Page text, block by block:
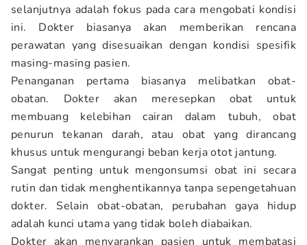
selanjutnya adalah fokus pada cara mengobati kondisi
ini. Dokter biasanya akan memberikan rencana
perawatan yang disesuaikan dengan kondisi spesifik
masing-masing pasien.
Penanganan pertama biasanya melibatkan obat-
obatan. Dokter akan meresepkan obat untuk
membuang kelebihan cairan dalam tubuh, obat
penurun tekanan darah, atau obat yang dirancang
khusus untuk mengurangi beban kerja otot jantung.
Sangat penting untuk mengonsumsi obat ini secara
rutin dan tidak menghentikannya tanpa sepengetahuan
dokter. Selain obat-obatan, perubahan gaya hidup
adalah kunci utama yang tidak boleh diabaikan.
Dokter akan menyarankan pasien untuk membatasi